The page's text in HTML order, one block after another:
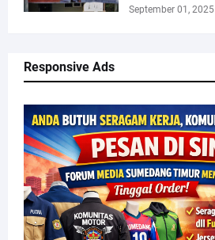
September 01, 2025
Responsive Ads